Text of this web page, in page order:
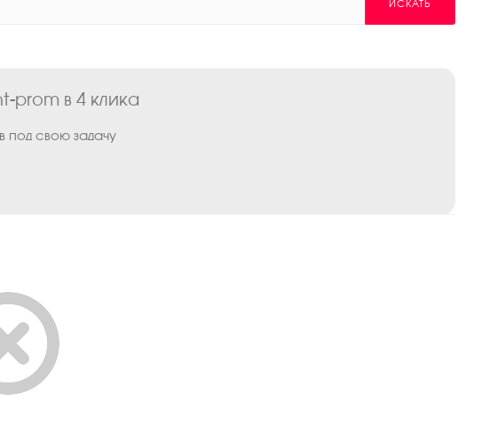
ИСКАТЬ
prom в 4 клика
под свою задачу